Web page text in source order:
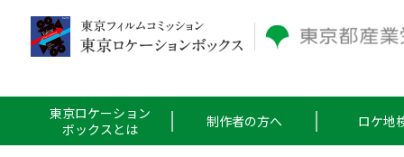
東京ロケーション
ボックスとは
制作者の方へ ロケ地